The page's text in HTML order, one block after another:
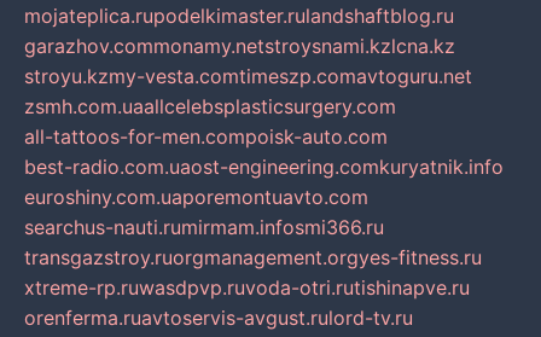
mojateplica.rupodelkimaster.rulandshaftblog.ru
garazhov.commonamy.netstroysnami.kzlcna.kz
stroyu.kzmy-vesta.comtimeszp.comavtoguru.net
zsmh.com.uaallcelebsplasticsurgery.com
all-tattoos-for-men.compoisk-auto.com
best-radio.com.uaost-engineering.comkuryatnik.info
euroshiny.com.uaporemontuavto.com
searchus-nauti.rumirmam.infosmi366.ru
transgazstroy.ruorgmanagement.orgyes-fitness.ru
xtreme-rp.ruwasdpvp.ruvoda-otri.rutishinapve.ru
orenferma.ruavtoservis-avgust.rulord-tv.ru